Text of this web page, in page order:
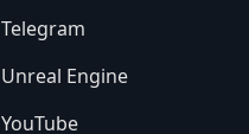
Telegram
Unreal Engine
YouTube